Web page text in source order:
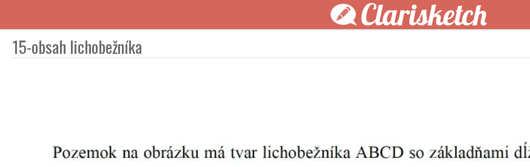
Clarisketch
15-obsah lichobežníka